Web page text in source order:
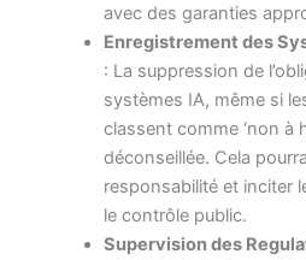
avec des garanties
Enregistrement des
: La suppression de
systèmes IA, même si
classent comme ‘non à
déconseillée. Cela
responsabilité et inciter
le contrôle public.
Supervision des